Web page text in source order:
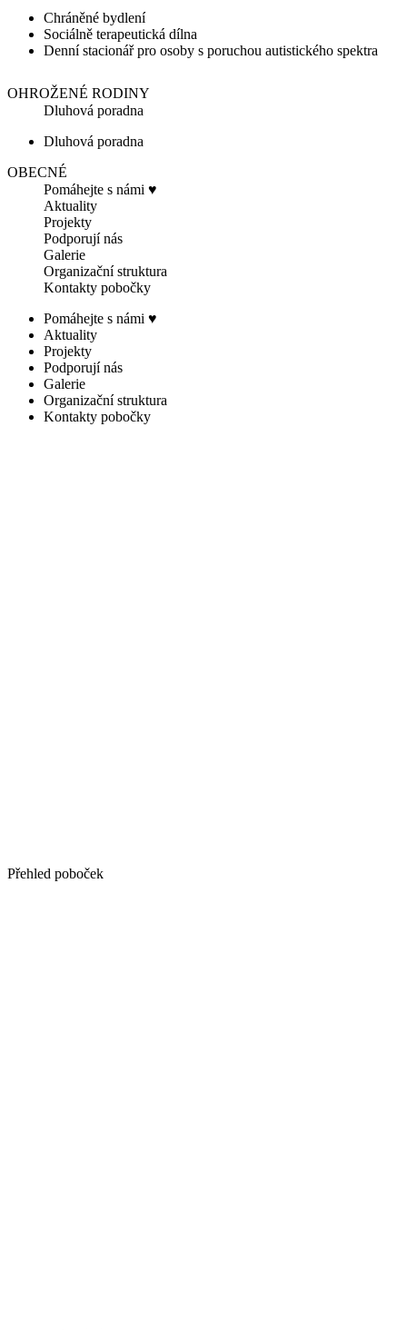
Chráněné bydlení
Sociálně terapeutická dílna
Denní stacionář pro osoby s poruchou autistického spektra
OHROŽENÉ RODINY
Dluhová poradna
Dluhová poradna
OBECNÉ
Pomáhejte s námi ♥
Aktuality
Projekty
Podporují nás
Galerie
Organizační struktura
Kontakty pobočky
Pomáhejte s námi ♥
Aktuality
Projekty
Podporují nás
Galerie
Organizační struktura
Kontakty pobočky
Přehled poboček